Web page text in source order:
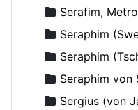
Serafim,
Seraphim
Seraphim
Seraphim von
Sergius (von